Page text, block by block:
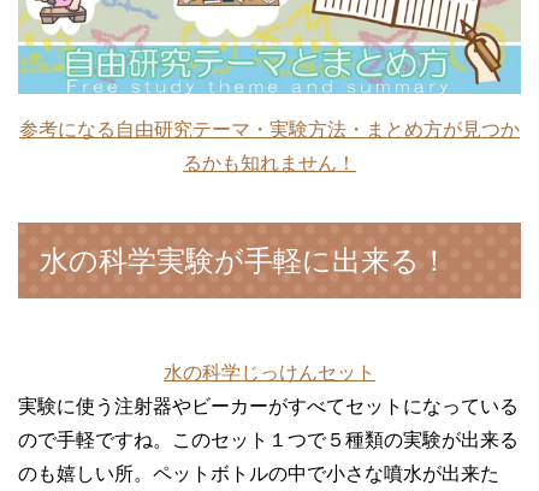
参考になる自由研究テーマ・実験方法・まとめ方が見つか
るかも知れません！
水の科学実験が手軽に出来る！
水の科学じっけんセット
実験に使う注射器やビーカーがすべてセットになっている
ので手軽ですね。このセット１つで５種類の実験が出来る
のも嬉しい所。ペットボトルの中で小さな噴水が出来た